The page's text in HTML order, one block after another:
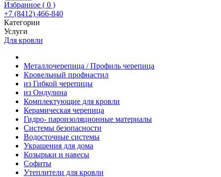
Избранное ( 0 )
+7 (8412) 466-840
Категории
Услуги
Для кровли
Металлочерепица / Профиль черепица
Кровельный профнастил
из Гибкой черепицы
из Ондулина
Комплектующие для кровли
Керамическая черепица
Гидро- пароизоляционные материалы
Системы безопасности
Водосточные системы
Украшения для дома
Козырьки и навесы
Софиты
Утеплители для кровли